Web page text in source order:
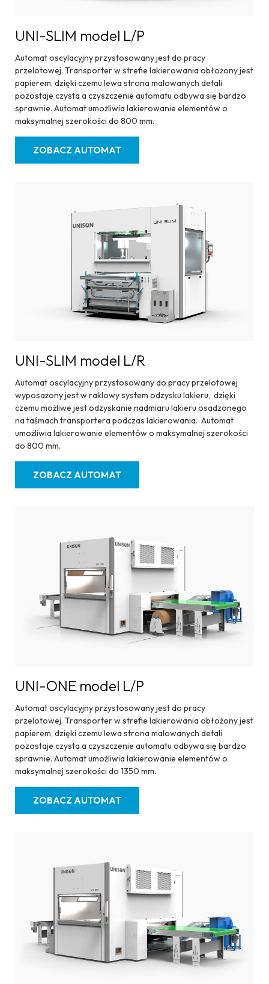
UNI-SLIM model L/P
Automat oscylacyjny przystosowany jest do pracy
przelotowej. Transporter w strefie lakierowania obłożony jest
papierem, dzięki czemu lewa strona malowanych detali
pozostaje czysta a czyszczenie automatu odbywa się bardzo
sprawnie. Automat umożliwia lakierowanie elementów o
maksymalnej szerokości do 800 mm.
ZOBACZ AUTOMAT
UNI-SLIM model L/R
Automat oscylacyjny przystosowany do pracy przelotowej
wyposażony jest w raklowy system odzysku lakieru, dzięki
czemu możliwe jest odzyskanie nadmiaru lakieru osadzonego
na taśmach transportera podczas lakierowania. Automat
umożliwia lakierowanie elementów o maksymalnej szerokości
do 800 mm.
ZOBACZ AUTOMAT
UNI-ONE model L/P
Automat oscylacyjny przystosowany jest do pracy
przelotowej. Transporter w strefie lakierowania obłożony jest
papierem, dzięki czemu lewa strona malowanych detali
pozostaje czysta a czyszczenie automatu odbywa się bardzo
sprawnie. Automat umożliwia lakierowanie elementów o
maksymalnej szerokości do 1350 mm.
ZOBACZ AUTOMAT